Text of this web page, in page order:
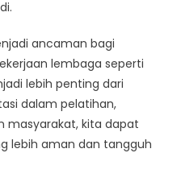
ancaman bagi
lembaga seperti
lebih penting dari
dalam pelatihan,
masyarakat, kita dapat
lebih aman dan tangguh